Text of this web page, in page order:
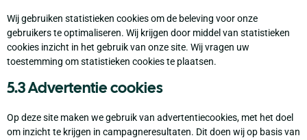
Wij gebruiken statistieken cookies om de beleving voor onze
gebruikers te optimaliseren. Wij krijgen door middel van statistieken
cookies inzicht in het gebruik van onze site. Wij vragen uw
toestemming om statistieken cookies te plaatsen.
5.3 Advertentie cookies
Op deze site maken we gebruik van advertentiecookies, met het doel
om inzicht te krijgen in campagneresultaten. Dit doen wij op basis van